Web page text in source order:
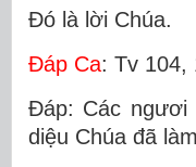
Ðó là lời Chúa.
Ðáp Ca: Tv 104,
Ðáp: Các ngươi
diệu Chúa đã làm